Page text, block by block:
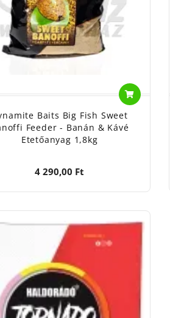
Baits Big Fish Sweet
Feeder - Banán & Kávé
Etetőanyag 1,8kg
4 290,00 Ft